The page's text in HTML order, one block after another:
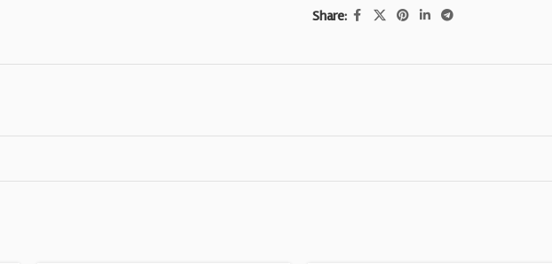
Share: